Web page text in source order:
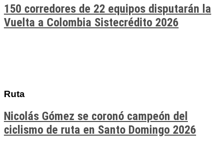
150 corredores de 22 equipos disputarán la
Vuelta a Colombia Sistecrédito 2026
Ruta
Nicolás Gómez se coronó campeón del
ciclismo de ruta en Santo Domingo 2026